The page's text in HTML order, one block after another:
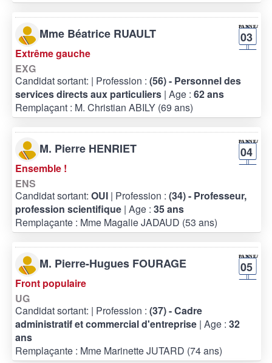
Mme Béatrice RUAULT 03
Extrême gauche
EXG
Candidat sortant: | Profession : (56) - Personnel des
services directs aux particuliers | Age : 62 ans
Remplaçant : M. Christian ABILY (69 ans)
M. Pierre HENRIET 04
Ensemble !
ENS
Candidat sortant: OUI | Profession : (34) - Professeur,
profession scientifique | Age : 35 ans
Remplaçante : Mme Magalie JADAUD (53 ans)
M. Pierre-Hugues FOURAGE 05
Front populaire
UG
Candidat sortant: | Profession : (37) - Cadre
administratif et commercial d'entreprise | Age : 32
ans
Remplaçante : Mme Marinette JUTARD (74 ans)